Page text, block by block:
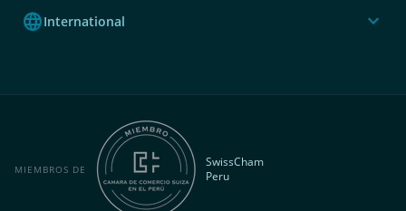
languageInternational expand_more
MIEMBROS DE
SwissCham
Peru